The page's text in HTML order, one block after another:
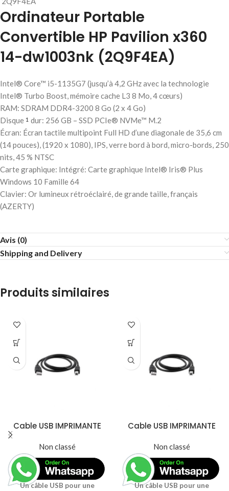
Ordinateur Portable
Convertible HP Pavilion x360
14-dw1003nk (2Q9F4EA)
Intel® Core™ i5-1135G7 (jusqu’à 4,2 GHz avec la technologie
Intel® Turbo Boost, mémoire cache L3 8 Mo, 4 cœurs)
RAM: SDRAM DDR4-3200 8 Go (2 x 4 Go)
Disque 1 dur: 256 GB – SSD PCIe® NVMe™ M.2
Écran: Écran tactile multipoint Full HD d’une diagonale de 35,6 cm
(14 pouces), (1920 x 1080), IPS, verre bord à bord, micro-bords, 250
nits, 45 % NTSC
Carte graphique: Intégré: Carte graphique Intel® Iris® Plus
Windows 10 Famille 64
Clavier: Or lumineux rétroéclairé, de grande taille, français
(AZERTY)
Avis (0)
Shipping and Delivery
Produits similaires
Cable USB IMPRIMANTE
Non classé
Un câble USB pour une
Cable USB IMPRIMANTE
Non classé
Un câble USB pour une